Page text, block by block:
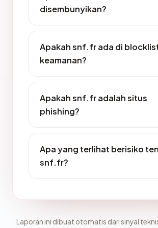
disembunyikan?
Apakah snf.fr ada di
keamanan?
Apakah snf.fr adalah situs
phishing?
Apa yang terlihat berisiko
snf.fr?
Laporan ini dibuat otomatis dari sinyal